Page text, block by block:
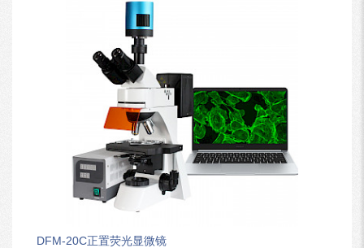
DFM-20C正置荧光显微镜